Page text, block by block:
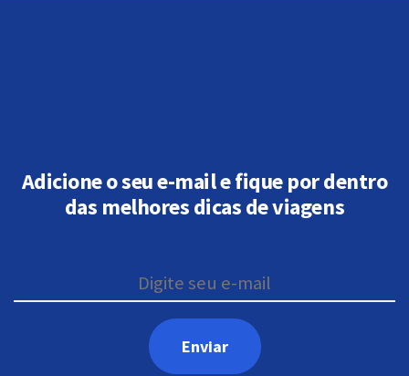
Adicione o seu e-mail e fique por dentro
das melhores dicas de viagens